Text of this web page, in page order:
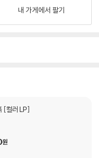
내 가게에서 팔기
[컬러 LP]
원